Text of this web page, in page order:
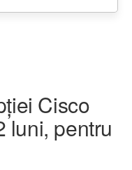
Cisco
luni, pentru